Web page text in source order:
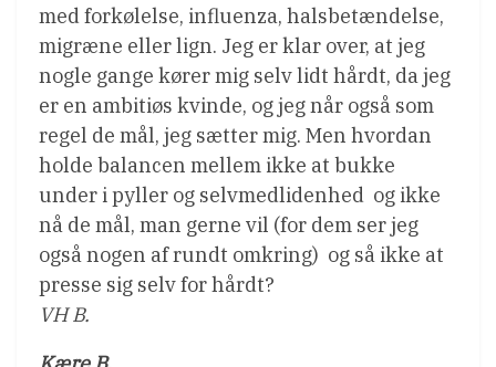
med forkølelse, influenza, halsbetændelse,
migræne eller lign. Jeg er klar over, at jeg
nogle gange kører mig selv lidt hårdt, da jeg
er en ambitiøs kvinde, og jeg når også som
regel de mål, jeg sætter mig. Men hvordan
holde balancen mellem ikke at bukke
under i pyller og selvmedlidenhed  og ikke
nå de mål, man gerne vil (for dem ser jeg
også nogen af rundt omkring)  og så ikke at
presse sig selv for hårdt?
VH B.